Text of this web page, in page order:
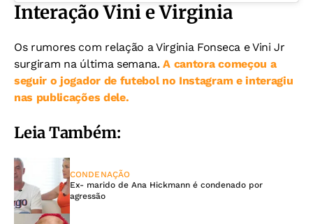
Interação Vini e Virginia
Os rumores com relação a Virginia Fonseca e Vini Jr
surgiram na última semana.A cantora começou a
seguir o jogador de futebol no Instagram e interagiu
nas publicações dele.
Leia Também:
CONDENAÇÃO
Ex- marido de Ana Hickmann é condenado por
agressão